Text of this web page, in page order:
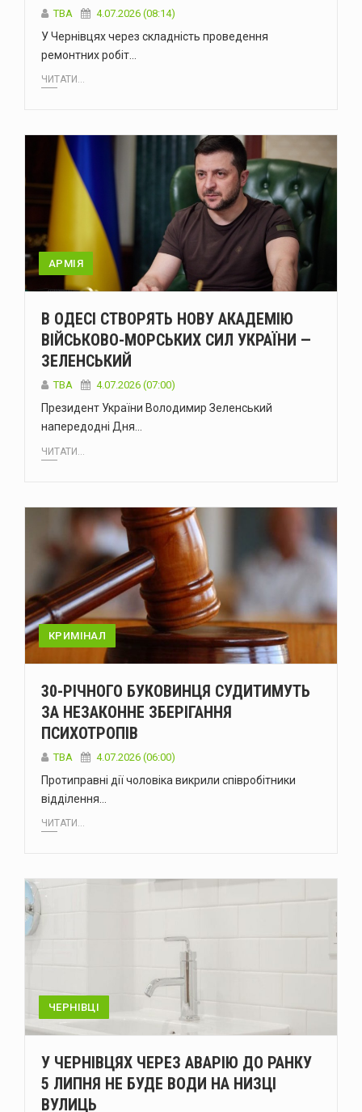
ТВА 4.07.2026 (08:14)
У Чернівцях через складність проведення
ремонтних робіт…
ЧИТАТИ...
АРМІЯ
В ОДЕСІ СТВОРЯТЬ НОВУ АКАДЕМІЮ
ВІЙСЬКОВО-МОРСЬКИХ СИЛ УКРАЇНИ —
ЗЕЛЕНСЬКИЙ
ТВА 4.07.2026 (07:00)
Президент України Володимир Зеленський
напередодні Дня…
ЧИТАТИ...
КРИМІНАЛ
30-РІЧНОГО БУКОВИНЦЯ СУДИТИМУТЬ
ЗА НЕЗАКОННЕ ЗБЕРІГАННЯ
ПСИХОТРОПІВ
ТВА 4.07.2026 (06:00)
Протиправні дії чоловіка викрили співробітники
відділення…
ЧИТАТИ...
ЧЕРНІВЦІ
У ЧЕРНІВЦЯХ ЧЕРЕЗ АВАРІЮ ДО РАНКУ
5 ЛИПНЯ НЕ БУДЕ ВОДИ НА НИЗЦІ
ВУЛИЦЬ